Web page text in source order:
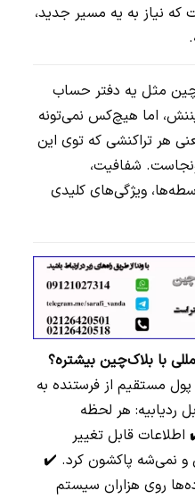
که نیاز به یه مسیر جدید،
مثل یه دفتر حساب
اما هیچ‌کس نمی‌تونه
هر تراکنشی که توی این
شفافیت،
ویژگی‌های کلیدی
با بلاک‌چین بیشتره؟
مستقیم از فرستنده به
ردیابیه: هر لحظه
قابل تغییر
نمی‌شه پاکشون کرد. ✔️
روی هزاران سیستم